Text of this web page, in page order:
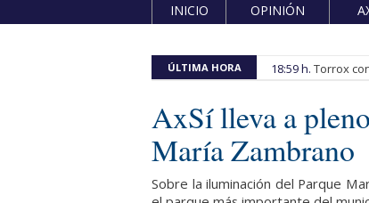
INICIO OPINIÓN
ÚLTIMA HORA 18:59 h. Torrox
AxSí lleva a
María Zambrano
Sobre la iluminación del Parque